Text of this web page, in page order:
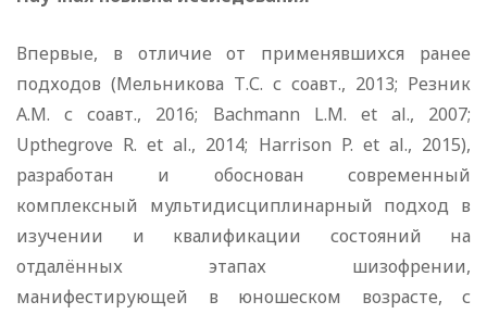
Впервые, в отличие от применявшихся ранее
подходов (Мельникова Т.С. с соавт., 2013; Резник
А.М. с соавт., 2016; Bachmann L.M. et al., 2007;
Upthegrove R. et al., 2014; Harrison P. et al., 2015),
разработан и обоснован современный
комплексный мультидисциплинарный подход в
изучении и квалификации состояний на
отдалённых этапах шизофрении,
манифестирующей в юношеском возрасте, с